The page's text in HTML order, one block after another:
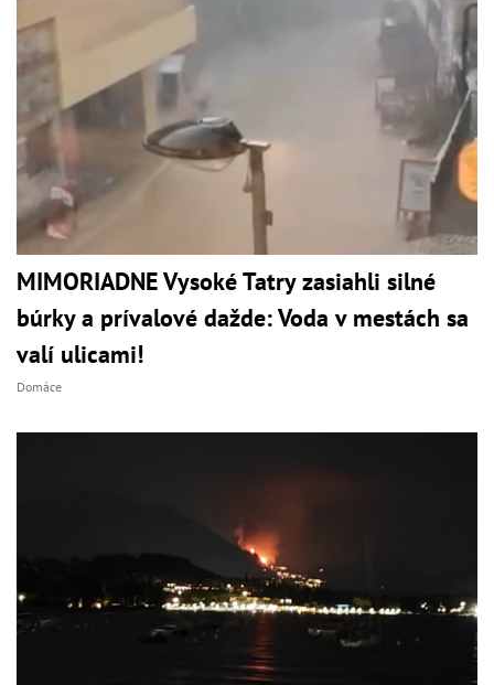
MIMORIADNE Vysoké Tatry zasiahli silné
búrky a prívalové dažde: Voda v mestách sa
valí ulicami!
Domáce